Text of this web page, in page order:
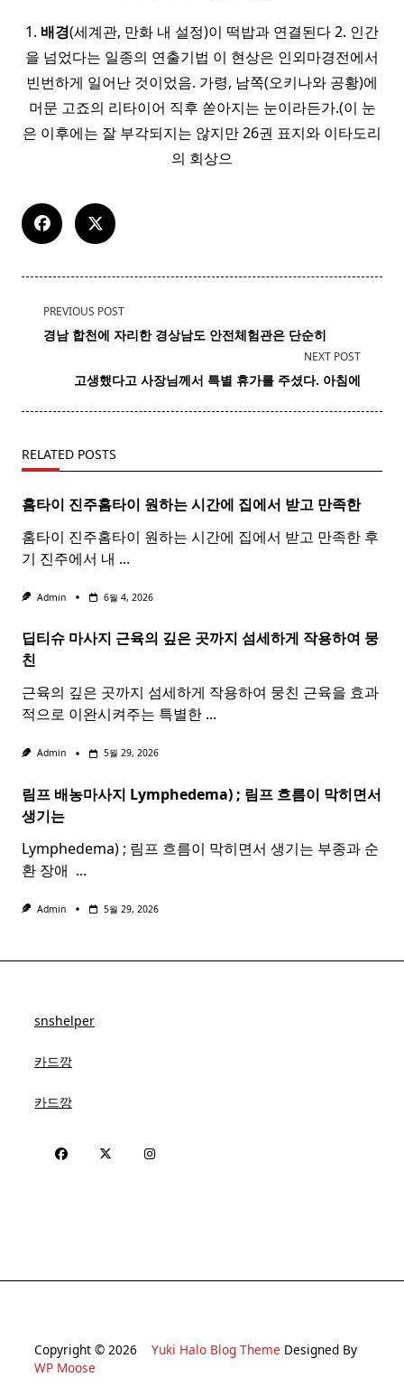
1. 배경(세계관, 만화 내 설정)이 떡밥과 연결된다 2. 인간
을 넘었다는 일종의 연출기법 이 현상은 인외마경전에서
빈번하게 일어난 것이었음. 가령, 남쪽(오키나와 공황)에
머문 고죠의 리타이어 직후 쏟아지는 눈이라든가.(이 눈
은 이후에는 잘 부각되지는 않지만 26권 표지와 이타도리
의 회상으
<span
class="nav-
text">Page</span>
PREVIOUS POST
경남 합천에 자리한 경상남도 안전체험관은 단순히
NEXT POST
고생했다고 사장님께서 특별 휴가를 주셨다. 아침에
RELATED POSTS
홈타이 진주홈타이 원하는 시간에 집에서 받고 만족한
홈타이 진주홈타이 원하는 시간에 집에서 받고 만족한 후
기 진주에서 내 ...
Admin 6월 4, 2026
딥티슈 마사지 근육의 깊은 곳까지 섬세하게 작용하여 뭉
친
근육의 깊은 곳까지 섬세하게 작용하여 뭉친 근육을 효과
적으로 이완시켜주는 특별한 ...
Admin 5월 29, 2026
림프 배농마사지 Lymphedema) ; 림프 흐름이 막히면서
생기는
Lymphedema) ; 림프 흐름이 막히면서 생기는 부종과 순
환 장애 ​ ...
Admin 5월 29, 2026
snshelper
카드깡
카드깡
Copyright © 2026 Yuki Halo Blog Theme Designed By
WP Moose